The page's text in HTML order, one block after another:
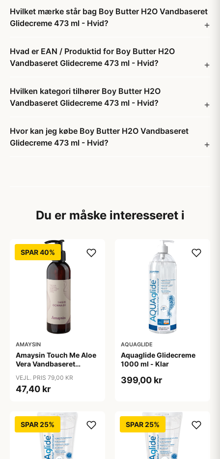
Hvilket mærke står bag Boy Butter H2O Vandbaseret
Glidecreme 473 ml - Hvid?
Hvad er EAN / Produktid for Boy Butter H2O
Vandbaseret Glidecreme 473 ml - Hvid?
Hvilken kategori tilhører Boy Butter H2O
Vandbaseret Glidecreme 473 ml - Hvid?
Hvor kan jeg købe Boy Butter H2O Vandbaseret
Glidecreme 473 ml - Hvid?
Du er måske interesseret i
SPAR 40%
AMAYSIN
Amaysin Touch Me Aloe
Vera Vandbaseret
Klar
VEJL. PRIS 79,00 KR
47,40 kr
AQUAGLIDE
Aquaglide Glidecreme
1000 ml - Klar
399,00 kr
SPAR 25% SPAR 25%